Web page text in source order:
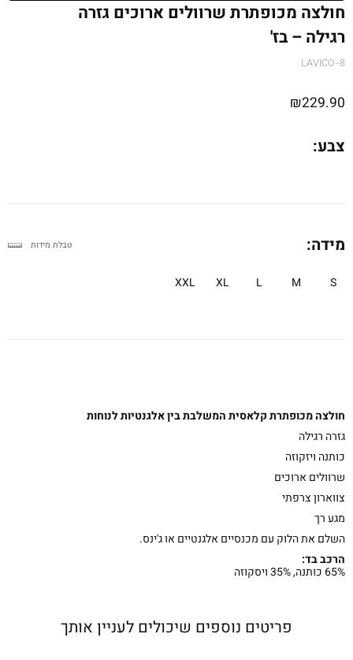
חולצה מכופתרת שרוולים ארוכים גזרה
רגילה – בז'
LAVICO--8
₪229.90
צבע:
מידה:
S
M
L
XL
XXL
טבלת מידות
חולצה מכופתרת קלאסית המשלבת בין אלגנטיות לנוחות
גזרה רגילה
כותנה ויזקוזה
שרוולים ארוכים
צווארון צרפתי
מגע רך
השלם את הלוק עם מכנסיים אלגנטיים או ג'ינס.
הרכב בד:
65% כותנה, 35% ויסקוזה
פריטים נוספים שיכולים לעניין אותך